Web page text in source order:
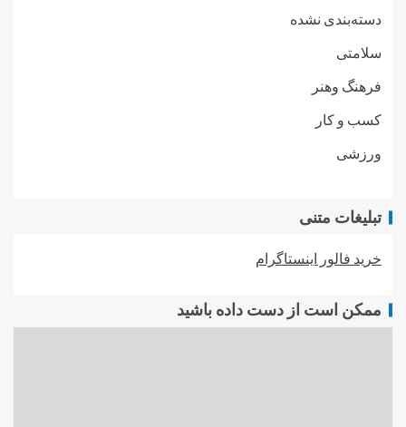
دسته‌بندی نشده
سلامتی
فرهنگ وهنر
کسب و کار
ورزشی
تبلیغات متنی
خرید فالور اینستاگرام
ممکن است از دست داده باشید